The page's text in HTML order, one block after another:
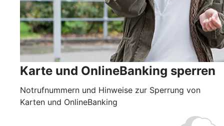
Karte und OnlineBanking sperren
Notrufnummern und Hinweise zur Sperrung von
Karten und OnlineBanking